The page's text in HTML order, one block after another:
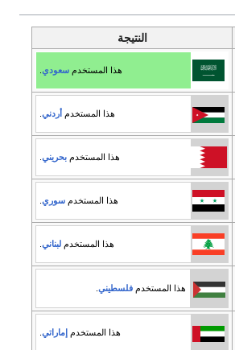
النتيجة
هذا المستخدمسعودي
هذا المستخدم أردني
هذا المستخدمبحريني
هذا المستخدمسوري
هذا المستخدملبناني
هذا المستخدمفلسطيني
هذا المستخدم إماراتي